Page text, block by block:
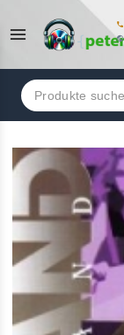
Suchen
nach: